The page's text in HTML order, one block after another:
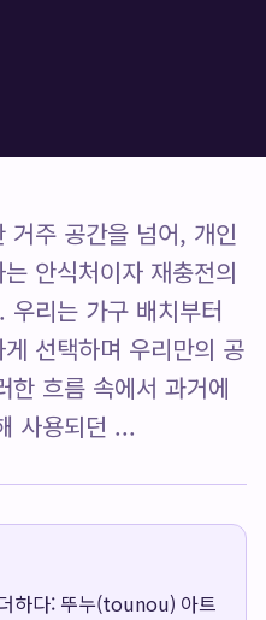
거주 공간을 넘어, 개인
안식처이자 재충전의
우리는 가구 배치부터
선택하며 우리만의 공
한 흐름 속에서 과거에
사용되던 ...
하다: 뚜누(tounou) 아트